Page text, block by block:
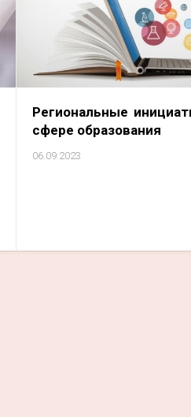
Региональные
сфере образования
06.09.2023